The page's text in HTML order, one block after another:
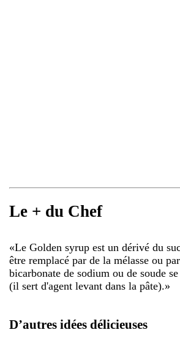
Le + du Chef
«Le Golden syrup est un dérivé du
être remplacé par de la mélasse ou
bicarbonate de sodium ou de soude
(il sert d'agent levant dans la pâte).»
D’autres idées délicieuses